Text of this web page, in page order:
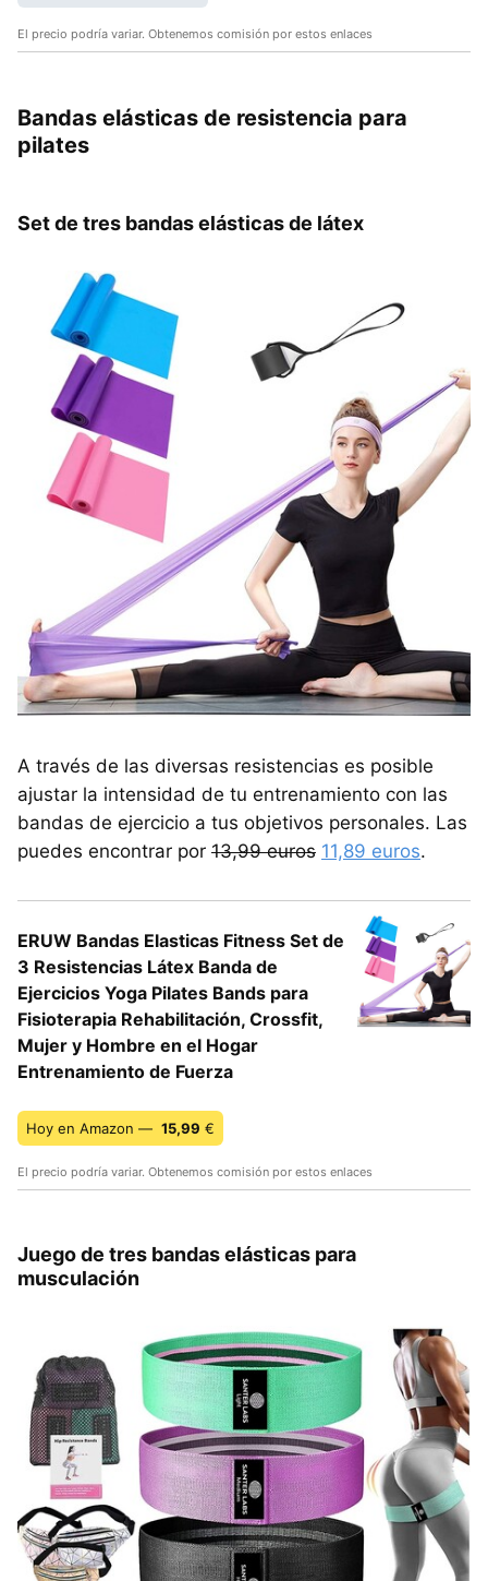
El precio podría variar. Obtenemos comisión por estos enlaces
Bandas elásticas de resistencia para
pilates
Set de tres bandas elásticas de látex
A través de las diversas resistencias es posible
ajustar la intensidad de tu entrenamiento con las
bandas de ejercicio a tus objetivos personales. Las
puedes encontrar por 13,99 euros 11,89 euros.
ERUW Bandas Elasticas Fitness Set de
3 Resistencias Látex Banda de
Ejercicios Yoga Pilates Bands para
Fisioterapia Rehabilitación, Crossfit,
Mujer y Hombre en el Hogar
Entrenamiento de Fuerza
Hoy en Amazon — 15,99 €
El precio podría variar. Obtenemos comisión por estos enlaces
Juego de tres bandas elásticas para
musculación